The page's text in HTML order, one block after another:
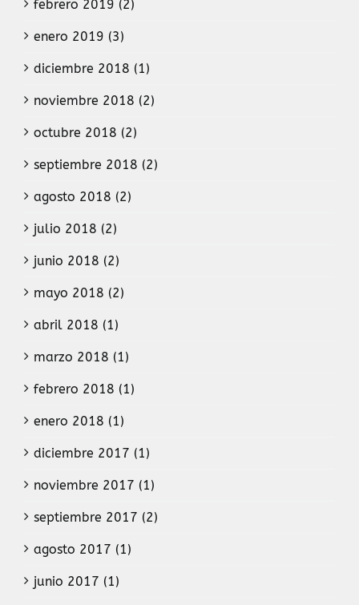
febrero 2019 (2)
enero 2019 (3)
diciembre 2018 (1)
noviembre 2018 (2)
octubre 2018 (2)
septiembre 2018 (2)
agosto 2018 (2)
julio 2018 (2)
junio 2018 (2)
mayo 2018 (2)
abril 2018 (1)
marzo 2018 (1)
febrero 2018 (1)
enero 2018 (1)
diciembre 2017 (1)
noviembre 2017 (1)
septiembre 2017 (2)
agosto 2017 (1)
junio 2017 (1)